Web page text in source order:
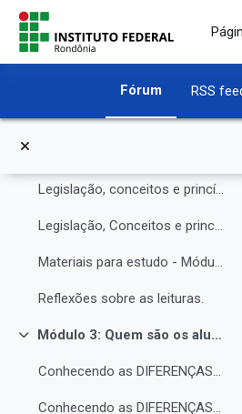
Ir para o conteúdo principal
Fórum RSS
Compartilhando Saberes e Experiências.
Legislação, conceitos e princípios da educação inclusiva.
Legislação, Conceitos e princípios da educação inclusiva (parte 2)
Materiais para estudo - Módulo 2.
Reflexões sobre as leituras.
Contrair
Módulo 3: Quem são os alunos da educação inclusiva.
Conhecendo as DIFERENÇAS para promover a IGUALDADE com EQUIDADE.
Conhecendo as DIFERENÇAS para promover a IGUALDADE com EQUIDADE.